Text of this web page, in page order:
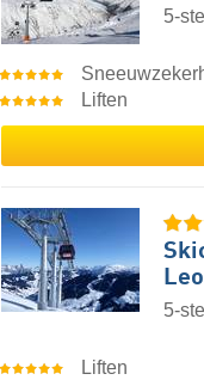
5-
Liften
5-
Liften